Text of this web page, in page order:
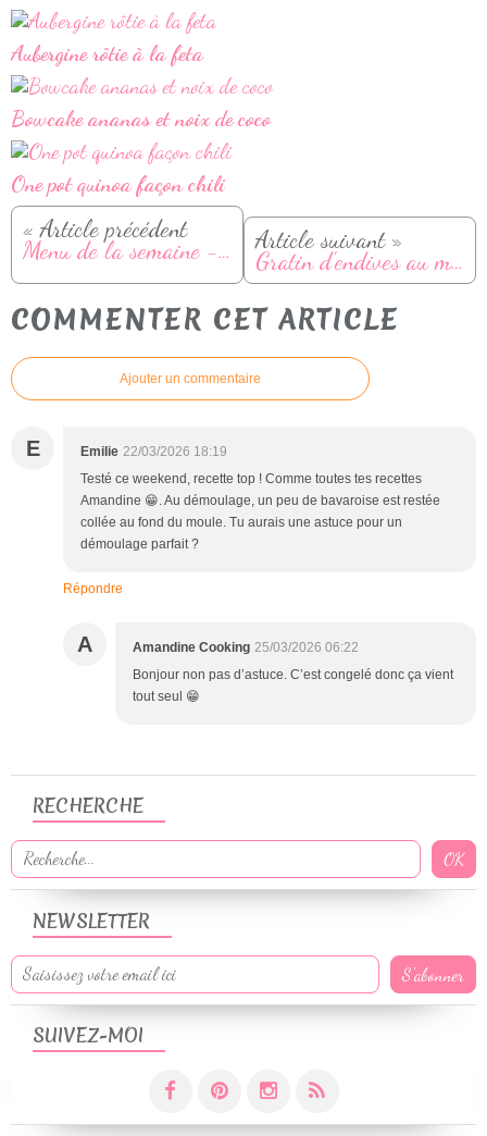
Aubergine rôtie à la feta
Bowcake ananas et noix de coco
One pot quinoa façon chili
« Article précédent
Menu de la semaine - Du 03 au 09 février Article suivant »
Gratin d'endives au maroilles
COMMENTER CET ARTICLE
Ajouter un commentaire
E Emilie 22/03/2026 18:19
Testé ce weekend, recette top ! Comme toutes tes recettes
Amandine 😁. Au démoulage, un peu de bavaroise est restée
collée au fond du moule. Tu aurais une astuce pour un
démoulage parfait ?
Répondre
A Amandine Cooking 25/03/2026 06:22
Bonjour non pas d’astuce. C’est congelé donc ça vient
tout seul 😁
NEWSLETTER
SUIVEZ-MOI
RECHERCHE